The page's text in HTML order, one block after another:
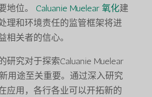
地位。 Caluanie Muelear 氧化建
理和环境责任的监管框架将进
相关者的信心。
研究对于探索Caluanie Muelear
用途至关重要。通过深入研究
应用，各行各业可以开拓新的